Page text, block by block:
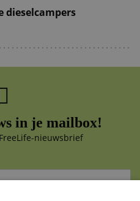
dieselcampers
in je mailbox!
nieuwsbrief